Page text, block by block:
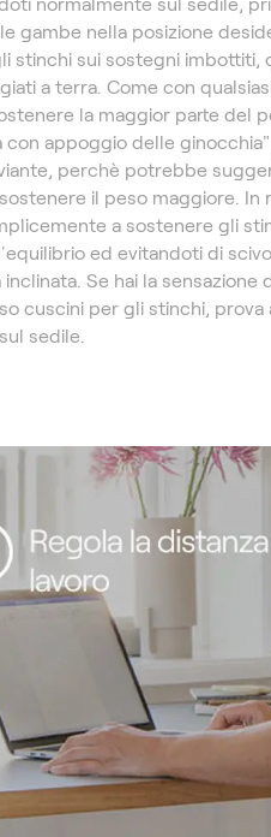
gambe nella posizione
stinchi sui sostegni imbottiti,
a terra. Come con
la maggior parte del
con appoggio delle
perchè potrebbe
il peso maggiore. In
a sostenere gli
ed evitandoti di
Se hai la sensazione
cuscini per gli stinchi, prova
sedile.